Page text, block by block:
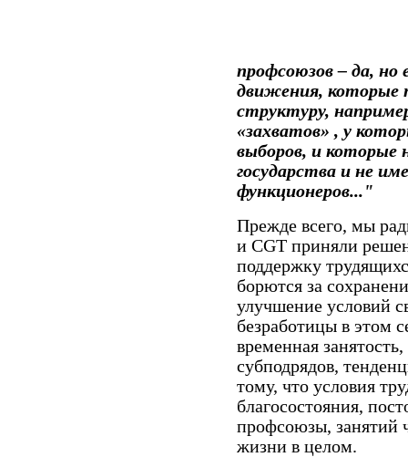
профсоюзов – да, но
движения, которые
структуру,
«захватов» , у
выборов, и которые
государства и не
функционеров..."
Прежде всего, мы
и CGT приняли
поддержку
борются за
улучшение условий
безработицы в этом
временная
субподрядов,
тому, что условия
благосостояния,
профсоюзы, занятий
жизни в целом.